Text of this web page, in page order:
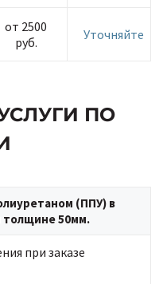
от 2500
руб.
Уточняйте
ПО
(ППУ) в
толщине 50мм.
при заказе